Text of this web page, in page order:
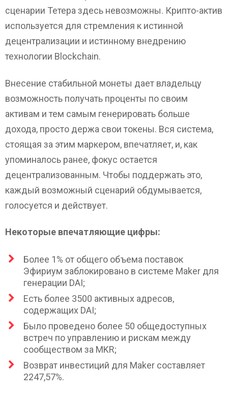
сценарии Тетера здесь невозможны. Крипто-актив
используется для стремления к истинной
децентрализации и истинному внедрению
технологии Blockchain.
Внесение стабильной монеты дает владельцу
возможность получать проценты по своим
активам и тем самым генерировать больше
дохода, просто держа свои токены. Вся система,
стоящая за этим маркером, впечатляет, и, как
упоминалось ранее, фокус остается
децентрализованным. Чтобы поддержать это,
каждый возможный сценарий обдумывается,
голосуется и действует.
Некоторые впечатляющие цифры:
Более 1% от общего объема поставок
Эфириум заблокировано в системе Maker для
генерации DAI;
Есть более 3500 активных адресов,
содержащих DAI;
Было проведено более 50 общедоступных
встреч по управлению и рискам между
сообществом за MKR;
Возврат инвестиций для Maker составляет
2247,57%.